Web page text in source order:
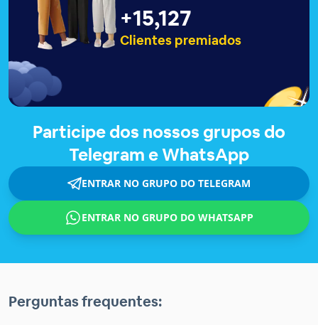
+15,127
Clientes premiados
Participe dos nossos grupos do
Telegram e WhatsApp
ENTRAR NO GRUPO DO TELEGRAM
ENTRAR NO GRUPO DO WHATSAPP
Perguntas frequentes: